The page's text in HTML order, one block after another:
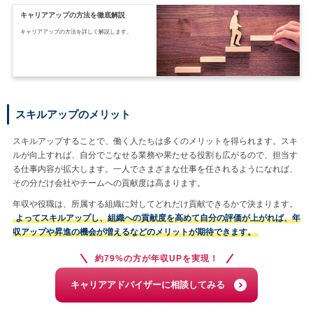
キャリアアップの方法を徹底解説
キャリアアップの方法を詳しく解説します。
スキルアップのメリット
スキルアップすることで、働く人たちは多くのメリットを得られます。スキ
ルが向上すれば、自分でこなせる業務や果たせる役割も広がるので、担当す
る仕事内容が拡大します。一人でさまざまな仕事を任されるようになれば、
その分だけ会社やチームへの貢献度は高まります。
年収や役職は、所属する組織に対してどれだけ貢献できるかで決まります。
よってスキルアップし、組織への貢献度を高めて自分の評価が上がれば、年
収アップや昇進の機会が増えるなどのメリットが期待できます。
約79%の方が年収UPを実現！
キャリアアドバイザーに相談してみる